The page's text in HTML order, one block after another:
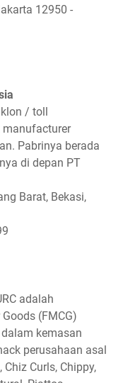
12950 -
/ toll
Pabrinya berada
di depan PT
Barat, Bekasi,
adalah
(FMCG)
kemasan
perusahaan asal
Curls, Chippy,